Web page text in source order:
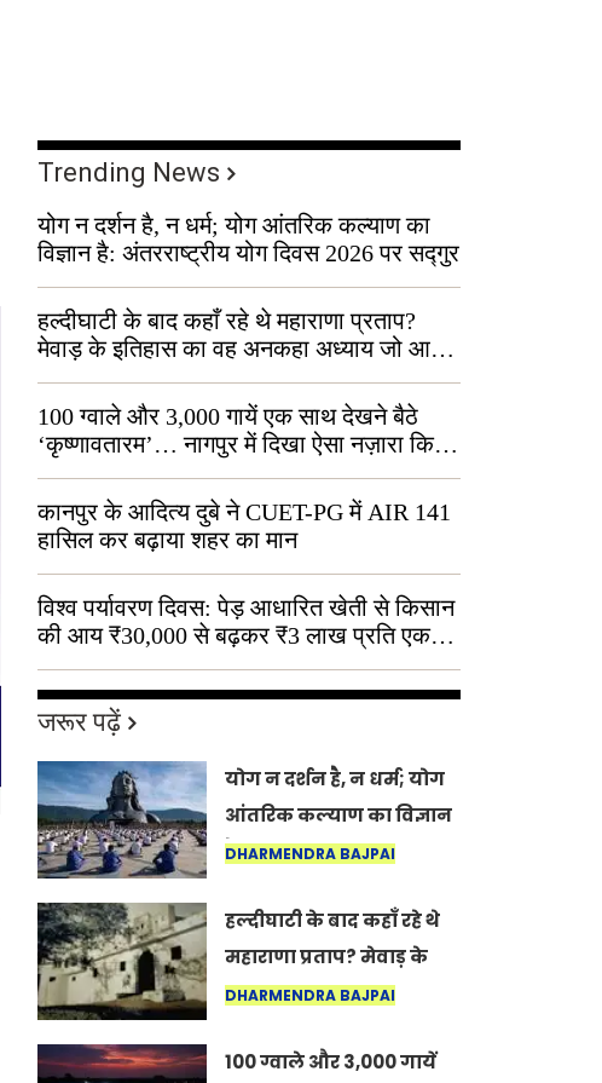
Trending News
योग न दर्शन है, न धर्म; योग आंतरिक कल्याण का
विज्ञान है: अंतरराष्ट्रीय योग दिवस 2026 पर सद्गुर
हल्दीघाटी के बाद कहाँ रहे थे महाराणा प्रताप?
मेवाड़ के इतिहास का वह अनकहा अध्याय जो आज
भी कोल्यारी में जीवित है
100 ग्वाले और 3,000 गायें एक साथ देखने बैठे
‘कृष्णावतारम’… नागपुर में दिखा ऐसा नज़ारा कि
लोग बोले, “ऐसा तो सिर्फ़ कृष्ण ही कर सकते हैं”
कानपुर के आदित्य दुबे ने CUET-PG में AIR 141
हासिल कर बढ़ाया शहर का मान
विश्व पर्यावरण दिवस: पेड़ आधारित खेती से किसान
की आय ₹30,000 से बढ़कर ₹3 लाख प्रति एकड़
हुई
जरूर पढ़ें
योग न दर्शन है, न धर्म; योग
आंतरिक कल्याण का विज्ञान
है: अंतरराष्ट्रीय योग दिवस
DHARMENDRA BAJPAI
हल्दीघाटी के बाद कहाँ रहे थे
महाराणा प्रताप? मेवाड़ के
इतिहास का वह अनकहा
में जीवित है
DHARMENDRA BAJPAI
100 ग्वाले और 3,000 गायें